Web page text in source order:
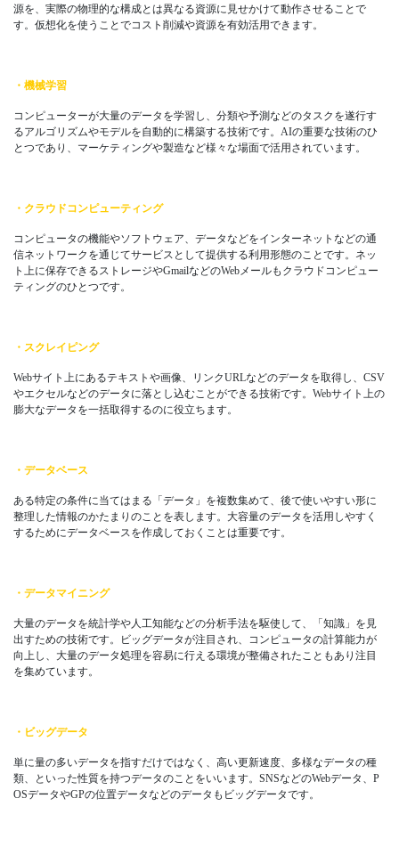
源を、実際の物理的な構成とは異なる資源に見せかけて動作させることで
す。仮想化を使うことでコスト削減や資源を有効活用できます。
・機械学習
コンピューターが大量のデータを学習し、分類や予測などのタスクを遂行す
るアルゴリズムやモデルを自動的に構築する技術です。AIの重要な技術のひ
とつであり、マーケティングや製造など様々な場面で活用されています。
・クラウドコンピューティング
コンピュータの機能やソフトウェア、データなどをインターネットなどの通
信ネットワークを通じてサービスとして提供する利用形態のことです。ネッ
ト上に保存できるストレージやGmailなどのWebメールもクラウドコンピュー
ティングのひとつです。
・スクレイピング
Webサイト上にあるテキストや画像、リンクURLなどのデータを取得し、CSV
やエクセルなどのデータに落とし込むことができる技術です。Webサイト上の
膨大なデータを一括取得するのに役立ちます。
・データベース
ある特定の条件に当てはまる「データ」を複数集めて、後で使いやすい形に
整理した情報のかたまりのことを表します。大容量のデータを活用しやすく
するためにデータベースを作成しておくことは重要です。
・データマイニング
大量のデータを統計学や人工知能などの分析手法を駆使して、「知識」を見
出すための技術です。ビッグデータが注目され、コンピュータの計算能力が
向上し、大量のデータ処理を容易に行える環境が整備されたこともあり注目
を集めています。
・ビッグデータ
単に量の多いデータを指すだけではなく、高い更新速度、多様なデータの種
類、といった性質を持つデータのことをいいます。SNSなどのWebデータ、P
OSデータやGPの位置データなどのデータもビッグデータです。